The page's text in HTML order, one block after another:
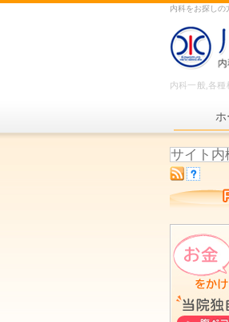
内科をお探しの
内科一般,各種
ホ